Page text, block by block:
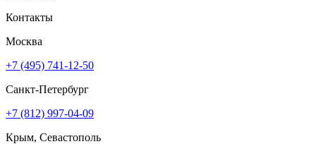
Контакты
Москва
+7 (495) 741-12-50
Санкт-Петербург
+7 (812) 997-04-09
Крым, Севастополь